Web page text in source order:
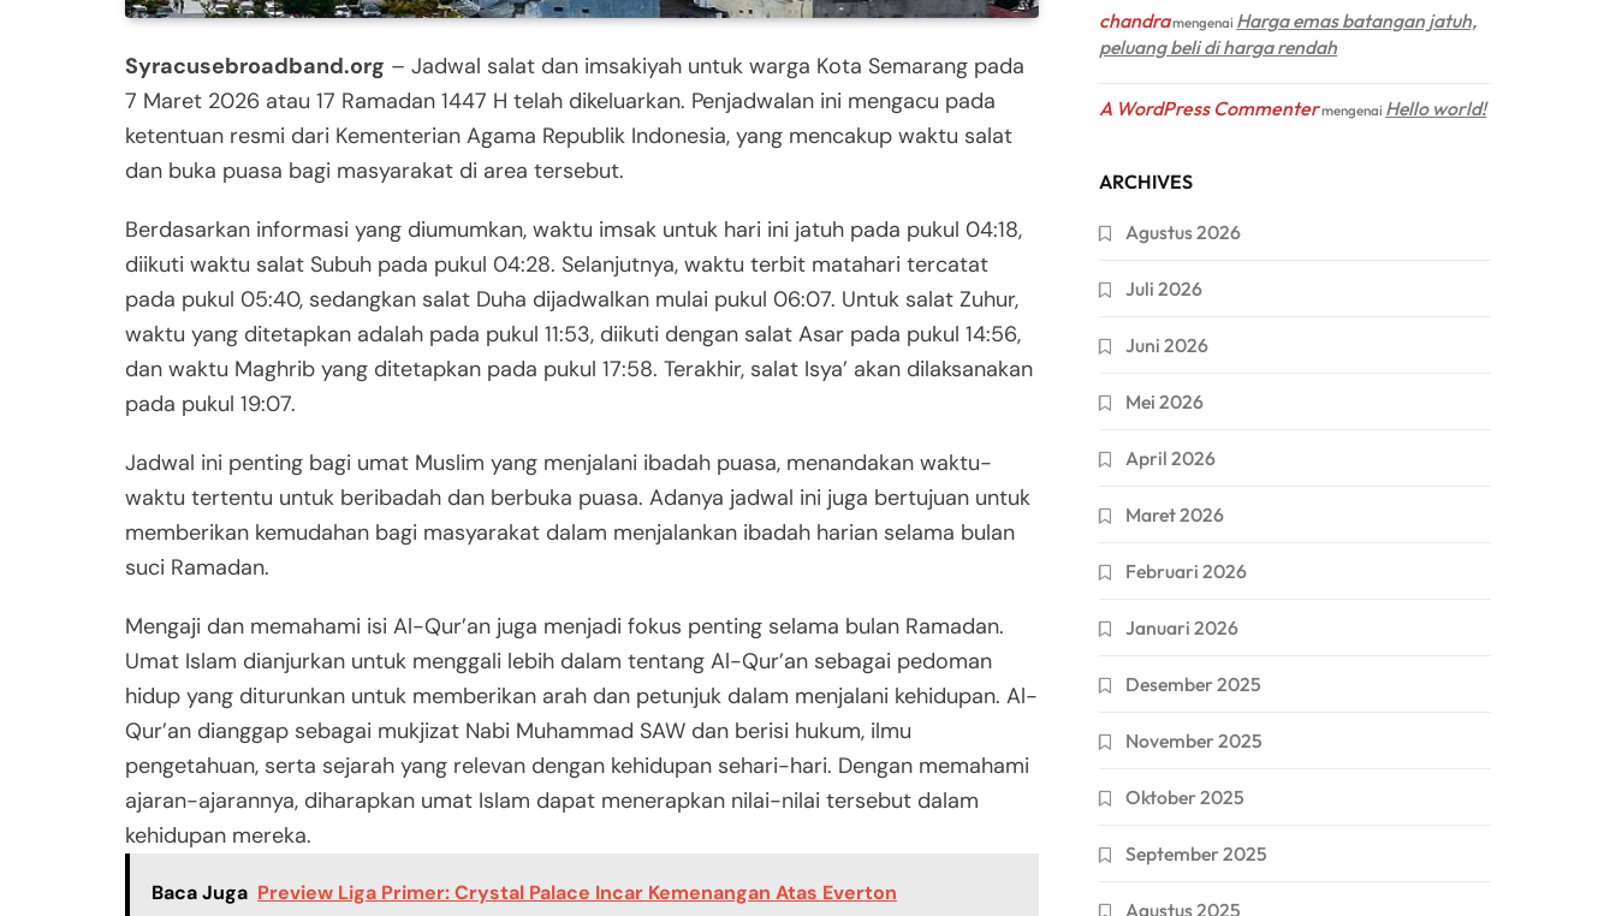
Syracusebroadband.org – Jadwal salat dan imsakiyah untuk warga Kota Semarang pada
7 Maret 2026 atau 17 Ramadan 1447 H telah dikeluarkan. Penjadwalan ini mengacu pada
ketentuan resmi dari Kementerian Agama Republik Indonesia, yang mencakup waktu salat
dan buka puasa bagi masyarakat di area tersebut.
Berdasarkan informasi yang diumumkan, waktu imsak untuk hari ini jatuh pada pukul 04:18,
diikuti waktu salat Subuh pada pukul 04:28. Selanjutnya, waktu terbit matahari tercatat
pada pukul 05:40, sedangkan salat Duha dijadwalkan mulai pukul 06:07. Untuk salat Zuhur,
waktu yang ditetapkan adalah pada pukul 11:53, diikuti dengan salat Asar pada pukul 14:56,
dan waktu Maghrib yang ditetapkan pada pukul 17:58. Terakhir, salat Isya’ akan dilaksanakan
pada pukul 19:07.
Jadwal ini penting bagi umat Muslim yang menjalani ibadah puasa, menandakan waktu-
waktu tertentu untuk beribadah dan berbuka puasa. Adanya jadwal ini juga bertujuan untuk
memberikan kemudahan bagi masyarakat dalam menjalankan ibadah harian selama bulan
suci Ramadan.
Mengaji dan memahami isi Al-Qur’an juga menjadi fokus penting selama bulan Ramadan.
Umat Islam dianjurkan untuk menggali lebih dalam tentang Al-Qur’an sebagai pedoman
hidup yang diturunkan untuk memberikan arah dan petunjuk dalam menjalani kehidupan. Al-
Qur’an dianggap sebagai mukjizat Nabi Muhammad SAW dan berisi hukum, ilmu
pengetahuan, serta sejarah yang relevan dengan kehidupan sehari-hari. Dengan memahami
ajaran-ajarannya, diharapkan umat Islam dapat menerapkan nilai-nilai tersebut dalam
kehidupan mereka.
Baca Juga Preview Liga Primer: Crystal Palace Incar Kemenangan Atas Everton
chandramengenai Harga emas batangan jatuh,
peluang beli di harga rendah
A WordPress Commentermengenai Hello world!
ARCHIVES
Agustus 2026
Juli 2026
Juni 2026
Mei 2026
April 2026
Maret 2026
Februari 2026
Januari 2026
Desember 2025
November 2025
Oktober 2025
September 2025
Agustus 2025